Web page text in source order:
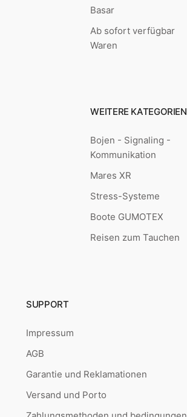
Basar
Ab sofort verfügbar
Waren
WEITERE KATEGORIEN
Bojen - Signaling -
Kommunikation
Mares XR
Stress-Systeme
Boote GUMOTEX
Reisen zum Tauchen
SUPPORT
Impressum
AGB
Garantie und Reklamationen
Versand und Porto